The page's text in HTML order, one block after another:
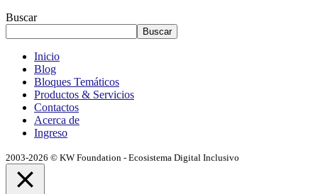
Buscar
Buscar
Inicio
Blog
Bloques Temáticos
Productos & Servicios
Contactos
Acerca de
Ingreso
2003-2026 © KW Foundation - Ecosistema Digital Inclusivo